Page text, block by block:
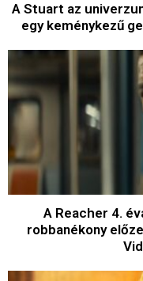
A Stuart az
egy keménykezű
A Reacher 4.
robbanékony